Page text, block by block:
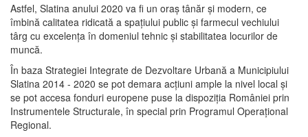
Astfel, Slatina anului 2020 va fi un oraş tânăr şi modern, ce
îmbină calitatea ridicată a spaţiului public şi farmecul vechiului
târg cu excelenţa în domeniul tehnic şi stabilitatea locurilor de
muncă.
În baza Strategiei Integrate de Dezvoltare Urbană a Municipiului
Slatina 2014 - 2020 se pot demara acţiuni ample la nivel local şi
se pot accesa fonduri europene puse la dispoziţia României prin
Instrumentele Structurale, în special prin Programul Operațional
Regional.